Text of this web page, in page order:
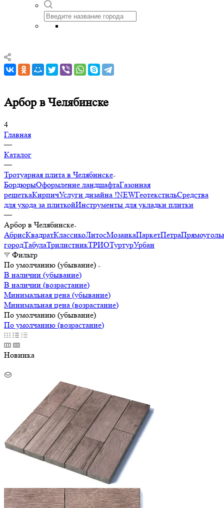
Арбор в Челябинске
4
Главная
—
Каталог
—
Тротуарная плита в Челябинске
БордюрыОформление ландшафтаГазонная
решеткаКирпичУслуги дизайна !NEWГеотекстильСредства
для ухода за плиткойИнструменты для укладки плитки
—
Арбор в Челябинске
АбрисКвадратКлассикоЛитосМозаикаПаркетПетра
городТабулаТрилистникТРИОТуртурУрбан
Фильтр
По умолчанию (убывание)
В наличии (убывание)
В наличии (возрастание)
Минимальная цена (убывание)
Минимальная цена (возрастание)
По умолчанию (убывание)
По умолчанию (возрастание)
Новинка